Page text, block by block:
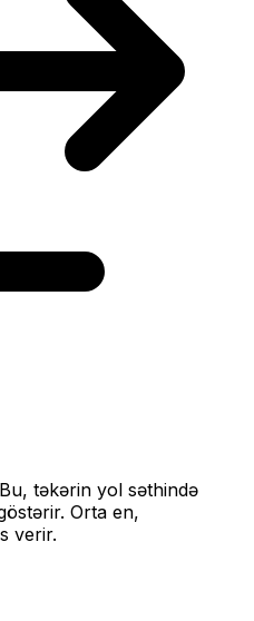
təkərin yol səthində
Orta en,
verir.